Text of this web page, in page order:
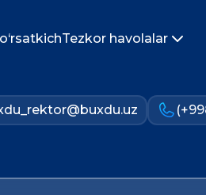
Tezkor havolalar